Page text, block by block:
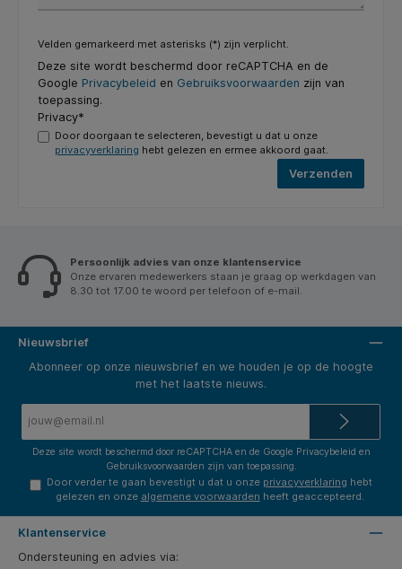
Velden gemarkeerd met asterisks (*) zijn verplicht.
Deze site wordt beschermd door reCAPTCHA en de
Google Privacybeleid en Gebruiksvoorwaarden zijn van
toepassing.
Privacy*
Door doorgaan te selecteren, bevestigt u dat u onze
privacyverklaring hebt gelezen en ermee akkoord gaat.
Verzenden
Persoonlijk advies van onze klantenservice
Onze ervaren medewerkers staan je graag op werkdagen van
8.30 tot 17.00 te woord per telefoon of e-mail.
Nieuwsbrief
Abonneer op onze nieuwsbrief en we houden je op de hoogte
met het laatste nieuws.
Deze site wordt beschermd door reCAPTCHA en de Google Privacybeleid en
Gebruiksvoorwaarden zijn van toepassing.
Door verder te gaan bevestigt u dat u onze privacyverklaring hebt
gelezen en onze algemene voorwaarden heeft geaccepteerd.
Klantenservice
Ondersteuning en advies via: